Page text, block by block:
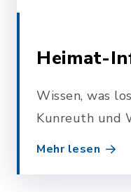
Heimat-
Wissen, was
Kunreuth und
Mehr lesen